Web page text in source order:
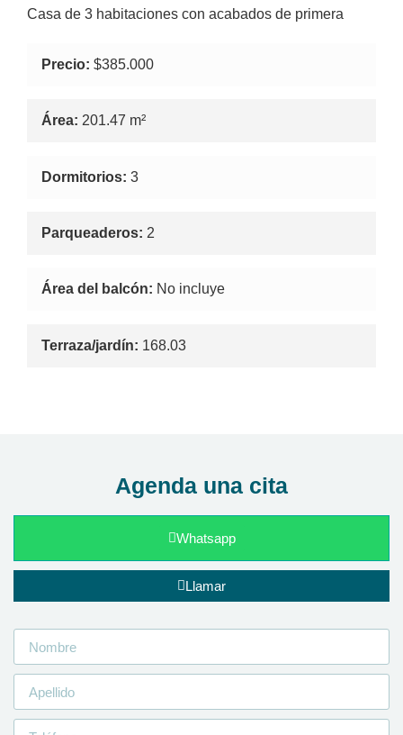
Casa de 3 habitaciones con acabados de primera
Precio: $385.000
Área: 201.47 m²
Dormitorios: 3
Parqueaderos: 2
Área del balcón: No incluye
Terraza/jardín: 168.03
Agenda una cita
Whatsapp
Llamar